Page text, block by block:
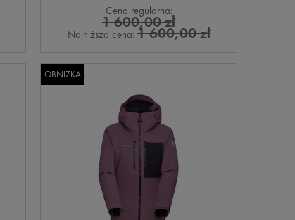
Cena regularna:
1 600,00 zł
Najniższa cena:1 600,00 zł
OBNIŻKA